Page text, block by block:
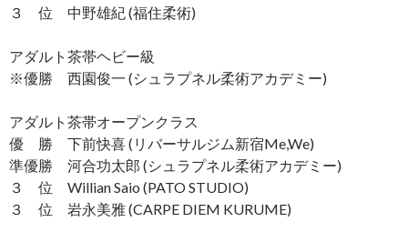
３ 位 中野雄紀 (福住柔術)
アダルト茶帯ヘビー級
※優勝 西園俊一 (シュラプネル柔術アカデミー)
アダルト茶帯オープンクラス
優 勝 下前快喜 (リバーサルジム新宿Me,We)
準優勝 河合功太郎 (シュラプネル柔術アカデミー)
３ 位 Willian Saio (PATO STUDIO)
３ 位 岩永美雅 (CARPE DIEM KURUME)